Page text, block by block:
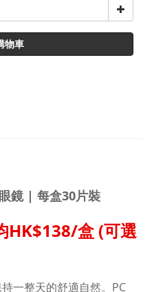
物車
鏡 | 每盒30片裝
HK$138/盒 (可選
一整天的舒適自然。PC